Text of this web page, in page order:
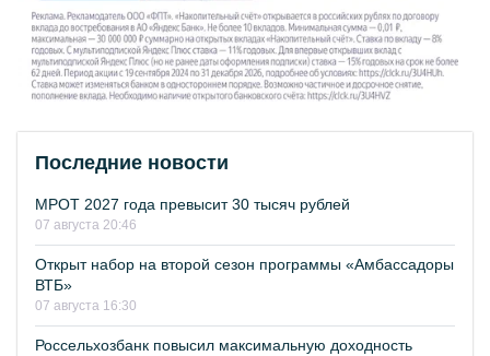
Последние новости
МРОТ 2027 года превысит 30 тысяч рублей
07 августа 20:46
Открыт набор на второй сезон программы «Амбассадоры
ВТБ»
07 августа 16:30
Россельхозбанк повысил максимальную доходность